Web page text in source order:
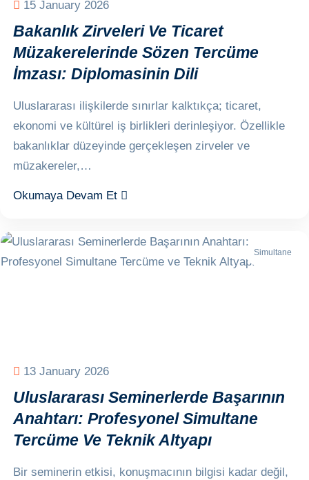
15 January 2026
Bakanlık Zirveleri Ve Ticaret
Müzakerelerinde Sözen Tercüme
İmzası: Diplomasinin Dili
Uluslararası ilişkilerde sınırlar kalktıkça; ticaret,
ekonomi ve kültürel iş birlikleri derinleşiyor. Özellikle
bakanlıklar düzeyinde gerçekleşen zirveler ve
müzakereler,…
Okumaya Devam Et
Simultane
13 January 2026
Uluslararası Seminerlerde Başarının
Anahtarı: Profesyonel Simultane
Tercüme Ve Teknik Altyapı
Bir seminerin etkisi, konuşmacının bilgisi kadar değil,